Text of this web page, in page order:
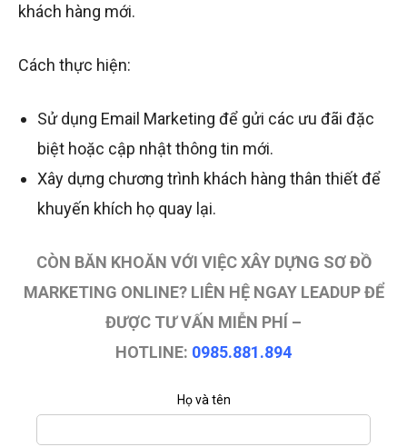
khách hàng mới.
Cách thực hiện:
Sử dụng Email Marketing để gửi các ưu đãi đặc
biệt hoặc cập nhật thông tin mới.
Xây dựng chương trình khách hàng thân thiết để
khuyến khích họ quay lại.
CÒN BĂN KHOĂN VỚI VIỆC XÂY DỰNG SƠ ĐỒ
MARKETING ONLINE? LIÊN HỆ NGAY LEADUP ĐỂ
ĐƯỢC TƯ VẤN MIỄN PHÍ –
HOTLINE: 0985.881.894
Họ và tên